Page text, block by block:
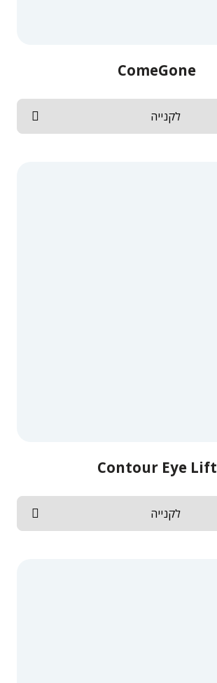
ComeGone
לקנייה
Contour Eye Lift
לקנייה